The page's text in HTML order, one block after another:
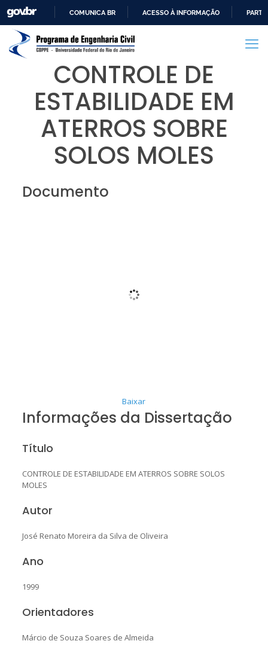
PARA
CONTEÚDO
COMUNICA BR ACESSO À INFORMAÇÃO
CONTROLE DE
ESTABILIDADE EM
ATERROS SOBRE
SOLOS MOLES
Documento
Baixar
Informações da Dissertação
Título
CONTROLE DE ESTABILIDADE EM ATERROS SOBRE SOLOS
MOLES
Autor
José Renato Moreira da Silva de Oliveira
Ano
1999
Orientadores
Márcio de Souza Soares de Almeida